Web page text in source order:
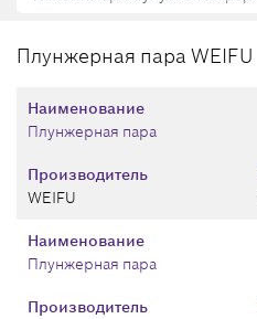
Плунжерная пара WEIFU
Производитель
WEIFU
Наименование
Плунжерная пара
Производитель
Наименование
Плунжерная пара